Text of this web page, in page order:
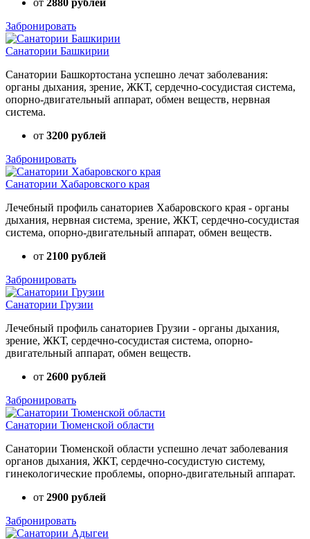
от 2880 рублей
Забронировать
Санатории Башкирии
Санатории Башкортостана успешно лечат заболевания:
органы дыхания, зрение, ЖКТ, сердечно-сосудистая система,
опорно-двигательный аппарат, обмен веществ, нервная
система.
от 3200 рублей
Забронировать
Санатории Хабаровского края
Лечебный профиль санаториев Хабаровского края - органы
дыхания, нервная система, зрение, ЖКТ, сердечно-сосудистая
система, опорно-двигательный аппарат, обмен веществ.
от 2100 рублей
Забронировать
Санатории Грузии
Лечебный профиль санаториев Грузии - органы дыхания,
зрение, ЖКТ, сердечно-сосудистая система, опорно-
двигательный аппарат, обмен веществ.
от 2600 рублей
Забронировать
Санатории Тюменской области
Санатории Тюменской области успешно лечат заболевания
органов дыхания, ЖКТ, сердечно-сосудистую систему,
гинекологические проблемы, опорно-двигательный аппарат.
от 2900 рублей
Забронировать